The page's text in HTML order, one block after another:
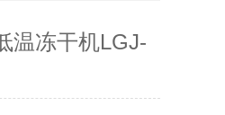
温冻干机LGJ-